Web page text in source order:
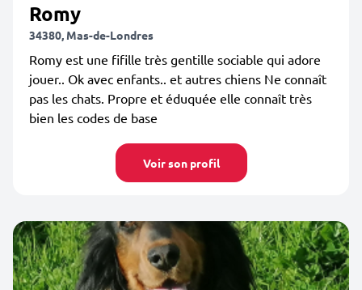
Romy
34380, Mas-de-Londres
Romy est une fifille très gentille sociable qui adore
jouer.. Ok avec enfants.. et autres chiens Ne connaît
pas les chats. Propre et éduquée elle connaît très
bien les codes de base
Voir son profil